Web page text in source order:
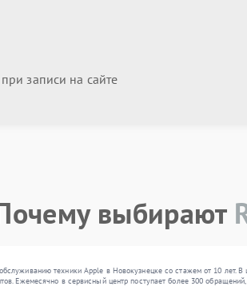
записи на сайте
выбирают
техники Apple в Новокузнецке со стажем от 10
Ежемесячно в сервисный центр поступает более 300